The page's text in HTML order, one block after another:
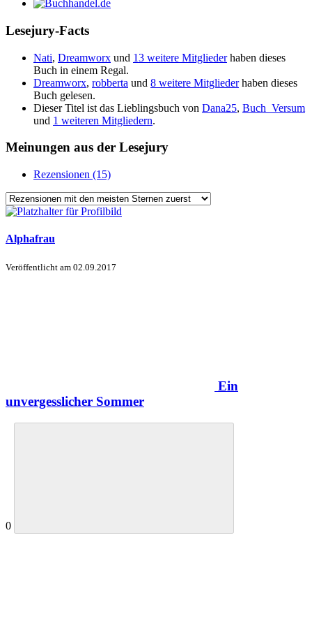
Lesejury-Facts
Nati, Dreamworx und 13 weitere Mitgliederhaben dieses
Buch in einem Regal.
Dreamworx, robberta und 8 weitere Mitgliederhaben dieses
Buch gelesen.
Dieser Titel ist das Lieblingsbuch von Dana25, Buch_Versum
und 1 weiteren Mitgliedern.
Meinungen aus der Lesejury
Rezensionen (15)
Alphafrau
Veröffentlicht am 02.09.2017
Ein
unvergesslicher Sommer
0